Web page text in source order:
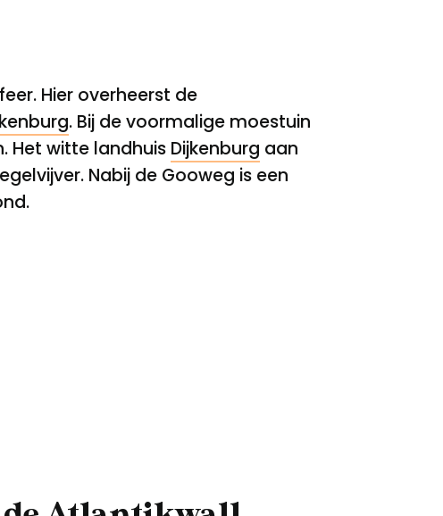
Hier overheerst de
. Bij de voormalige moestuin
Het witte landhuis Dijkenburg aan
Nabij de Gooweg is een